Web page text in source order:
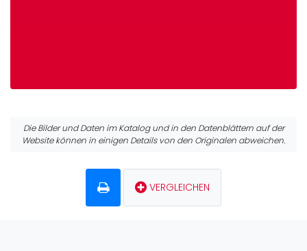
Die Bilder und Daten im Katalog und in den Datenblättern auf der
Website können in einigen Details von den Originalen abweichen.
VERGLEICHEN